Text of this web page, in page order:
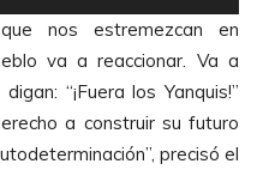
nos estremezcan en
va a reaccionar. Va a
“¡Fuera los Yanquis!”
a construir su futuro
precisó el